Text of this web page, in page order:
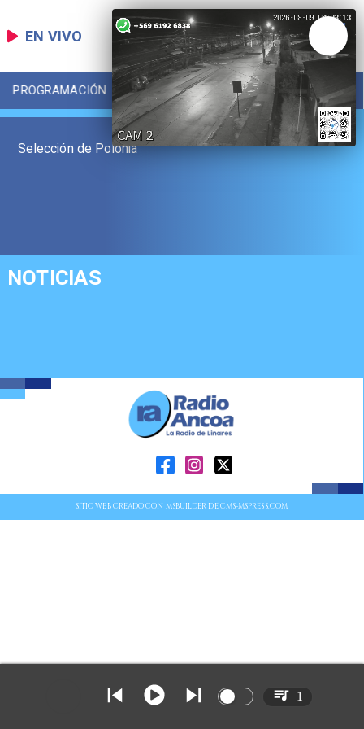
EN VIVO
PROGRAMACIÓN LOCAL DEPORTES
Selección de Polonia
NOTICIAS
SITIO WEB CREADO CON MSBUILDER DE CMS-MSPRESS.COM
1